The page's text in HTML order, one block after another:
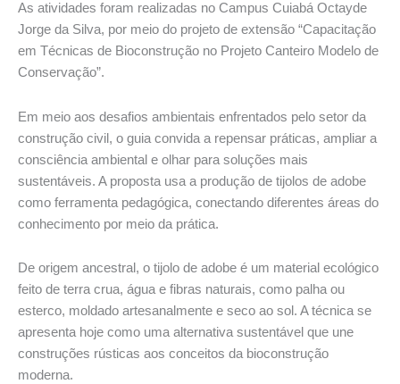
As atividades foram realizadas no Campus Cuiabá Octayde
Jorge da Silva, por meio do projeto de extensão “Capacitação
em Técnicas de Bioconstrução no Projeto Canteiro Modelo de
Conservação”.
Em meio aos desafios ambientais enfrentados pelo setor da
construção civil, o guia convida a repensar práticas, ampliar a
consciência ambiental e olhar para soluções mais
sustentáveis. A proposta usa a produção de tijolos de adobe
como ferramenta pedagógica, conectando diferentes áreas do
conhecimento por meio da prática.
De origem ancestral, o tijolo de adobe é um material ecológico
feito de terra crua, água e fibras naturais, como palha ou
esterco, moldado artesanalmente e seco ao sol. A técnica se
apresenta hoje como uma alternativa sustentável que une
construções rústicas aos conceitos da bioconstrução
moderna.